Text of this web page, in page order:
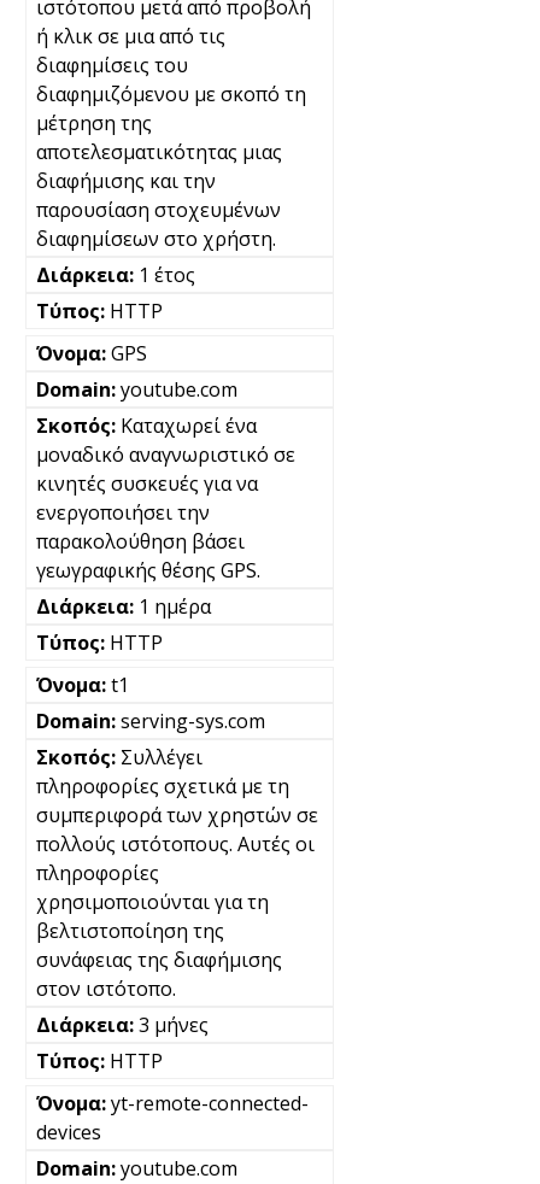
ιστότοπου μετά από προβολή
ή κλικ σε μια από τις
διαφημίσεις του
διαφημιζόμενου με σκοπό τη
μέτρηση της
αποτελεσματικότητας μιας
διαφήμισης και την
παρουσίαση στοχευμένων
διαφημίσεων στο χρήστη.
1 έτος
HTTP
GPS
youtube.com
Καταχωρεί ένα
μοναδικό αναγνωριστικό σε
κινητές συσκευές για να
ενεργοποιήσει την
παρακολούθηση βάσει
γεωγραφικής θέσης GPS.
1 ημέρα
HTTP
t1
serving-sys.com
Συλλέγει
πληροφορίες σχετικά με τη
συμπεριφορά των χρηστών σε
πολλούς ιστότοπους. Αυτές οι
πληροφορίες
χρησιμοποιούνται για τη
βελτιστοποίηση της
συνάφειας της διαφήμισης
στον ιστότοπο.
3 μήνες
HTTP
yt-remote-connected-
devices
youtube.com